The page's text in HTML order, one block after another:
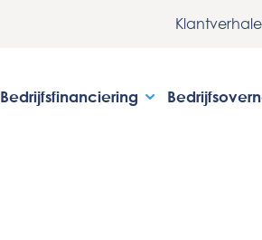
Bedrijfsfinanciering